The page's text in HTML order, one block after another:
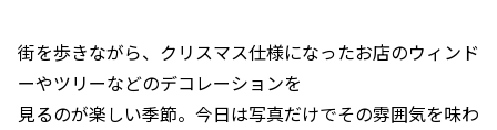
街を歩きながら、クリスマス仕様になったお店のウィンド
ーやツリーなどのデコレーションを
見るのが楽しい季節。今日は写真だけでその雰囲気を味わ